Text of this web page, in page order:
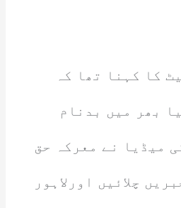
کا کہنا تھا کہ
بھر میں بدنام
میڈیا نے معرکہ حق
چلائیں اورلاہور